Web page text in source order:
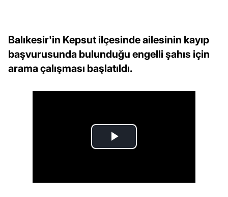
Balıkesir'in Kepsut ilçesinde ailesinin kayıp
başvurusunda bulunduğu engelli şahıs için
arama çalışması başlatıldı.